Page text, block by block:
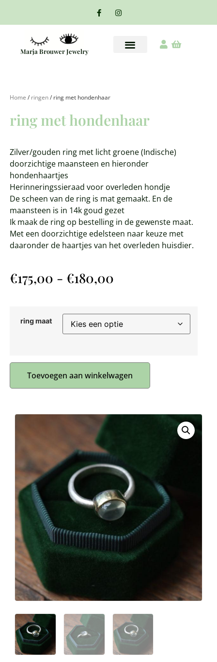
Marja Brouwer Jewelry
Home / ringen/ ring met hondenhaar
ring met hondenhaar
Zilver/gouden ring met licht groene (Indische)
doorzichtige maansteen en hieronder
hondenhaartjes
Herinneringssieraad voor overleden hondje
De scheen van de ring is mat gemaakt. En de
maansteen is in 14k goud gezet
Ik maak de ring op bestelling in de gewenste maat.
Met een doorzichtige edelsteen naar keuze met
daaronder de haartjes van het overleden huisdier.
€175,00 - €180,00
ring maat
Toevoegen aan winkelwagen